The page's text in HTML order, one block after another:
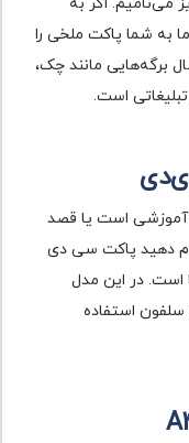
به شما پاکت ملخی را
برگه‌هایی مانند چک،
تبلیغاتی است.
آموزشی است یا قصد
دهید پاکت سی دی
است. در این مدل
سلفون استفاده